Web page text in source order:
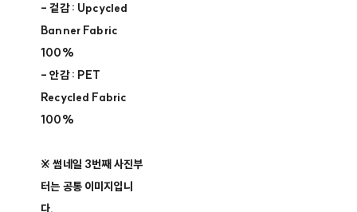
- 겉감 : Upcycled
Banner Fabric
100%
- 안감 : PET
Recycled Fabric
100%
※ 썸네일 3번째 사진부
터는 공통 이미지입니
다.